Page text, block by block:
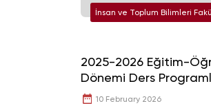
İnsan ve Toplum Bilimleri
2025-2026 Eğitim-
Dönemi Ders
10 February 2026